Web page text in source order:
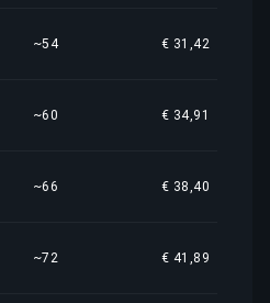
~54 € 31,42
~60 € 34,91
~66 € 38,40
~72 € 41,89